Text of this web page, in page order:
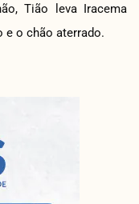
Tião leva Iracema
e o chão aterrado.